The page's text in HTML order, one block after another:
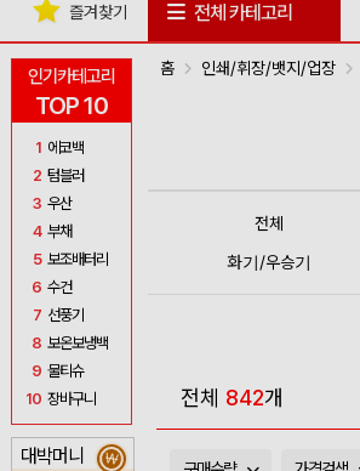
인기카테고리
TOP 10
1 에코백
2 텀블러
3 우산
4 부채
5 보조배터리
6 수건
7 선풍기
8 보온보냉백
9 물티슈
10 장바구니
대박머니 ₩
즐겨찾기 전체 카테고리
홈 인쇄/휘장/뱃지/업장
전체
화기/우승기
전체 842개